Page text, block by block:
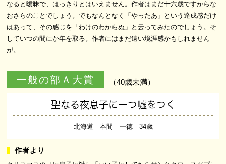
なると曖昧で、はっきりとはいえません。作者はまだ十六歳ですからな
おさらのことでしょう。でもなんとなく「やったあ」という達成感だけ
はあって、その感じを「わけのわからぬ」と云ってみたのでしょう。そ
していつの間にか年を取る。作者にはまだ遠い境涯感かもしれません
が。
一般の部Ａ大賞 （40歳未満）
聖なる夜息子に一つ嘘をつく
北海道 本間 一徳 34歳